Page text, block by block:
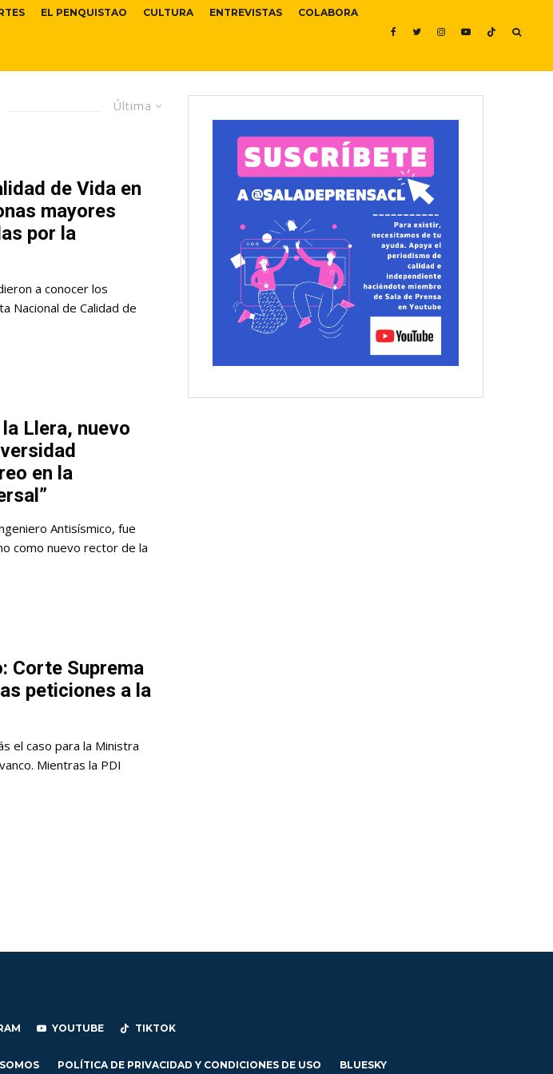
EL PENQUISTAO CULTURA ENTREVISTAS COLABORA
Última
de Vida en
mayores
por la
a conocer los
Nacional de Calidad de
Llera, nuevo
en la
Antisísmico, fue
como nuevo rector de la
Corte Suprema
peticiones a la
el caso para la Ministra
Mientras la PDI
YOUTUBE TIKTOK
POLÍTICA DE PRIVACIDAD Y CONDICIONES DE USO BLUESKY